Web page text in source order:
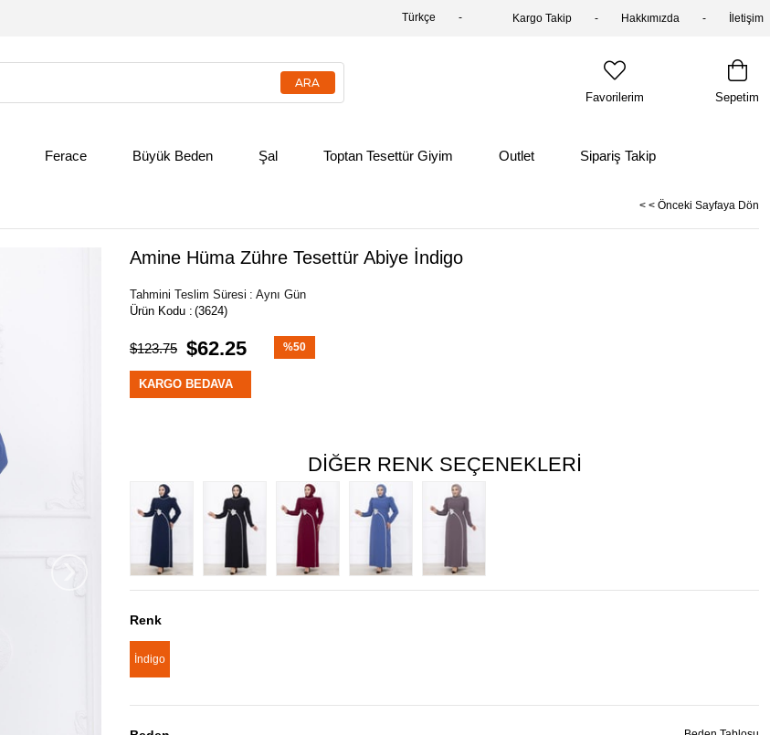
Kargo Takip Hakkımızda İletişim
Türkçe
Sepetim
Favorilerim
Ferace Büyük Beden Şal Toptan Tesettür Giyim Outlet Sipariş Takip
< < Önceki Sayfaya Dön
›
Amine Hüma Zühre Tesettür Abiye İndigo
Tahmini Teslim Süresi : Aynı Gün
(3624)
$123.75 $62.25 %50
KARGO BEDAVA
DIĞER RENK SEÇENEKLERI
Renk
İndigo